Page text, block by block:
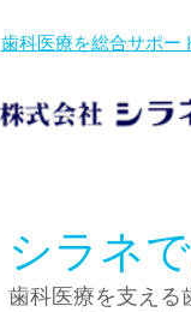
歯科医療を総合サポー
シラネ
歯科医療を支える